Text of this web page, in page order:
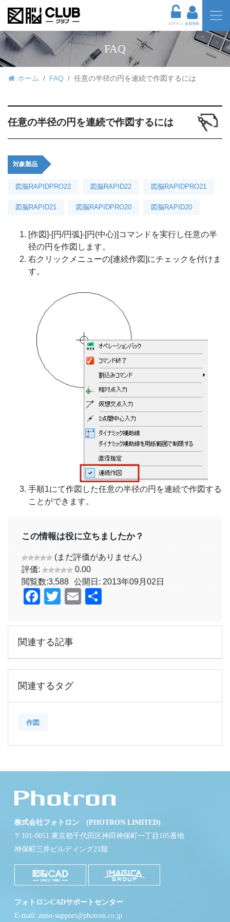
ログイン 会員登録
FAQ
ホーム FAQ 任意の半径の円を連続で作図するには
任意の半径の円を連続で作図するには
対象製品
図脳RAPIDPRO22 図脳RAPID22 図脳RAPIDPRO21
図脳RAPID21 図脳RAPIDPRO20 図脳RAPID20
[作図]-[円/円弧]-[円(中心)]コマンドを実行し任意の半
径の円を作図します。
右クリックメニューの[連続作図]にチェックを付けま
す。
手順1にて作図した任意の半径の円を連続で作図する
ことができます。
この情報は役に立ちましたか？
(まだ評価がありません)
評価:
0.00
閲覧数:3,588 公開日: 2013年09月02日
Facebook
TwitterEmail
関連する記事
関連するタグ
作図
株式会社フォトロン (PHOTRON LIMITED)
〒101-0051 東京都千代田区神田神保町一丁目105番地
神保町三井ビルディング21階
フォトロンCADサポートセンター
E-mail: zuno-support@photron.co.jp